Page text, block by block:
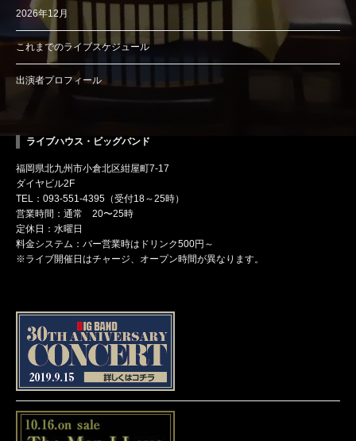
2026年12月
これまでのライブスケジュール
出演者プロフィール
ライブハウス・ビッグバンド
福岡県北九州市小倉北区紺屋町7-17
ダイヤビル2F
TEL：093-551-4395（受付18～25時）
営業時間：通常 20〜25時
定休日：水曜日
料金システム：バー営業時はドリンク500円～
※ライブ開催日はチャージ、オープン時間が異なります。